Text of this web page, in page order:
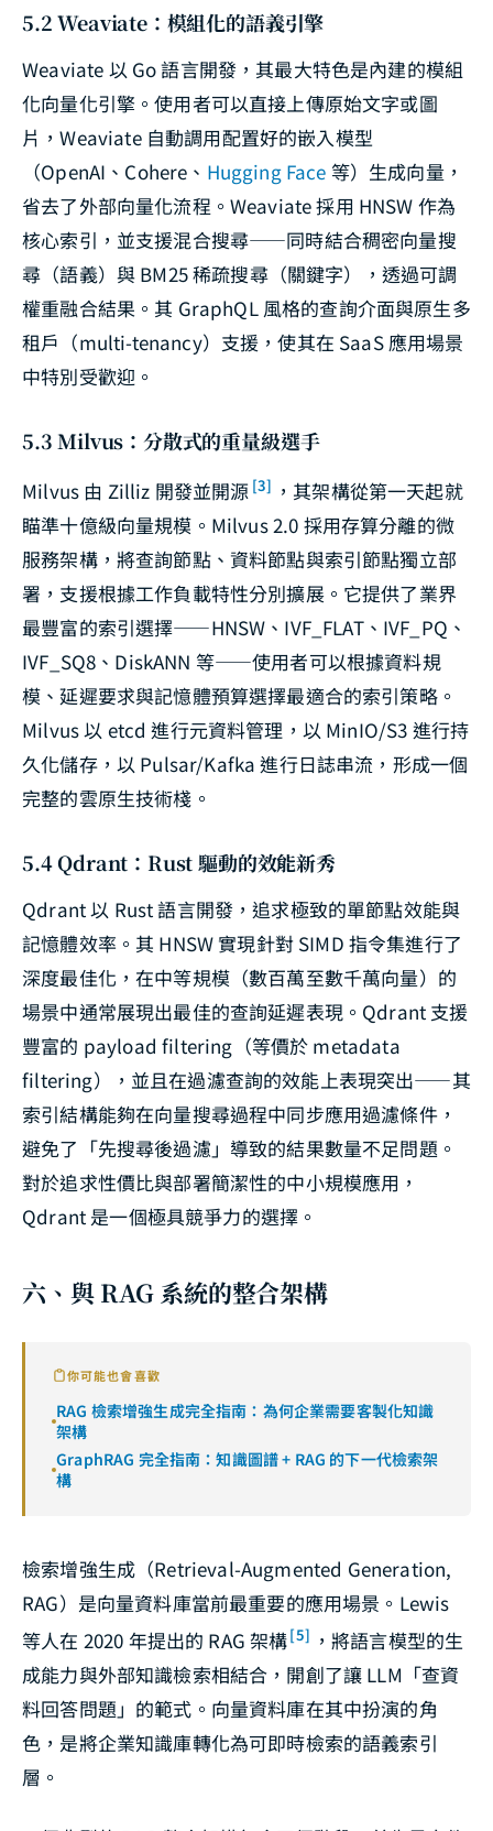
5.2 Weaviate：模組化的語義引擎
Weaviate 以 Go 語言開發，其最大特色是內建的模組
化向量化引擎。使用者可以直接上傳原始文字或圖
片，Weaviate 自動調用配置好的嵌入模型
（OpenAI、Cohere、 Hugging Face 等）生成向量，
省去了外部向量化流程。Weaviate 採用 HNSW 作為
核心索引，並支援混合搜尋——同時結合稠密向量搜
尋（語義）與 BM25 稀疏搜尋（關鍵字），透過可調
權重融合結果。其 GraphQL 風格的查詢介面與原生多
租戶（multi-tenancy）支援，使其在 SaaS 應用場景
中特別受歡迎。
5.3 Milvus：分散式的重量級選手
Milvus 由 Zilliz 開發並開源 [3] ，其架構從第一天起就
瞄準十億級向量規模。Milvus 2.0 採用存算分離的微
服務架構，將查詢節點、資料節點與索引節點獨立部
署，支援根據工作負載特性分別擴展。它提供了業界
最豐富的索引選擇——HNSW、IVF_FLAT、IVF_PQ、
IVF_SQ8、DiskANN 等——使用者可以根據資料規
模、延遲要求與記憶體預算選擇最適合的索引策略。
Milvus 以 etcd 進行元資料管理，以 MinIO/S3 進行持
久化儲存，以 Pulsar/Kafka 進行日誌串流，形成一個
完整的雲原生技術棧。
5.4 Qdrant：Rust 驅動的效能新秀
Qdrant 以 Rust 語言開發，追求極致的單節點效能與
記憶體效率。其 HNSW 實現針對 SIMD 指令集進行了
深度最佳化，在中等規模（數百萬至數千萬向量）的
場景中通常展現出最佳的查詢延遲表現。Qdrant 支援
豐富的 payload filtering（等價於 metadata
filtering），並且在過濾查詢的效能上表現突出——其
索引結構能夠在向量搜尋過程中同步應用過濾條件，
避免了「先搜尋後過濾」導致的結果數量不足問題。
對於追求性價比與部署簡潔性的中小規模應用，
Qdrant 是一個極具競爭力的選擇。
六、與 RAG 系統的整合架構
你可能也會喜歡
RAG 檢索增強生成完全指南：為何企業需要客製化知識
架構
GraphRAG 完全指南：知識圖譜 + RAG 的下一代檢索架
構
檢索增強生成（Retrieval-Augmented Generation,
RAG）是向量資料庫當前最重要的應用場景。Lewis
等人在 2020 年提出的 RAG 架構[5] ，將語言模型的生
成能力與外部知識檢索相結合，開創了讓 LLM「查資
料回答問題」的範式。向量資料庫在其中扮演的角
色，是將企業知識庫轉化為可即時檢索的語義索引
層。